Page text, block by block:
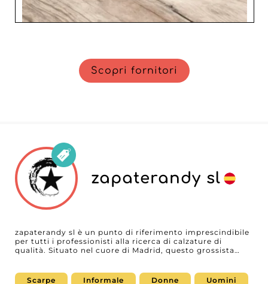
Scopri fornitori
zapaterandy sl
zapaterandy sl è un punto di riferimento imprescindibile
per tutti i professionisti alla ricerca di calzature di
qualità. Situato nel cuore di Madrid, questo grossista
di soddisfare le diverse aspettative della propria clientela
Scarpe Informale Donne Uomini